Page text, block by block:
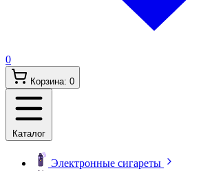
0
Корзина: 0
Каталог
Электронные сигареты